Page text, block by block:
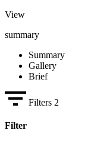
View
summary
Summary
Gallery
Brief
Filters 2
Filter